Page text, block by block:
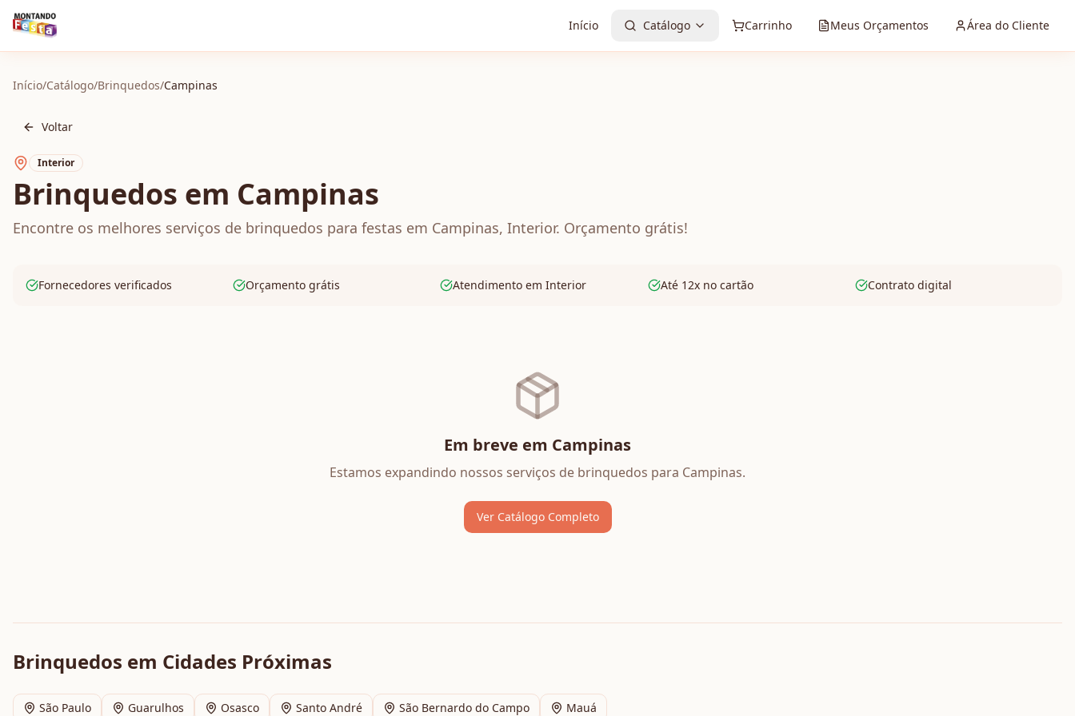
Início Catálogo Carrinho Meus Orçamentos Área do Cliente
Início/Catálogo/Brinquedos/Campinas
Voltar
Interior
Brinquedos em Campinas
Encontre os melhores serviços de brinquedos para festas em Campinas, Interior. Orçamento grátis!
Fornecedores verificados Orçamento grátis Atendimento em Interior Até 12x no cartão Contrato digital
Em breve em Campinas
Estamos expandindo nossos serviços de brinquedos para Campinas.
Ver Catálogo Completo
Brinquedos em Cidades Próximas
São Paulo Guarulhos Osasco Santo André São Bernardo do Campo Mauá